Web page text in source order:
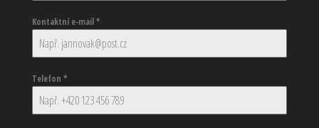
Kontaktní e-mail*
Telefon *